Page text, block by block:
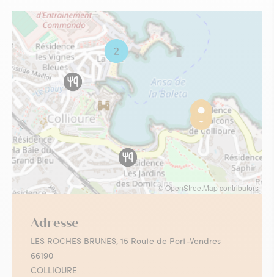
© OpenStreetMap contributors
Adresse
LES ROCHES BRUNES, 15 Route de Port-Vendres
66190
COLLIOURE